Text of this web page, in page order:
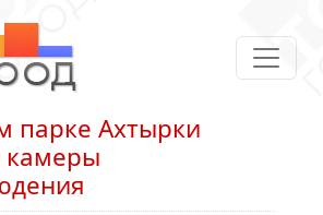
парке Ахтырки
камеры